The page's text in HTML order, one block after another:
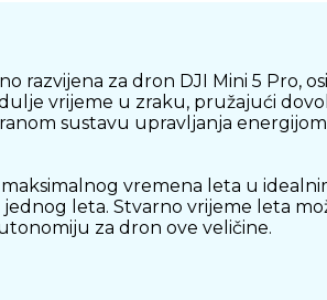
razvijena za dron DJI Mini 5 Pro,
vrijeme u zraku, pružajući
sustavu upravljanja
vremena leta u
leta. Stvarno vrijeme leta
za dron ove veličine.